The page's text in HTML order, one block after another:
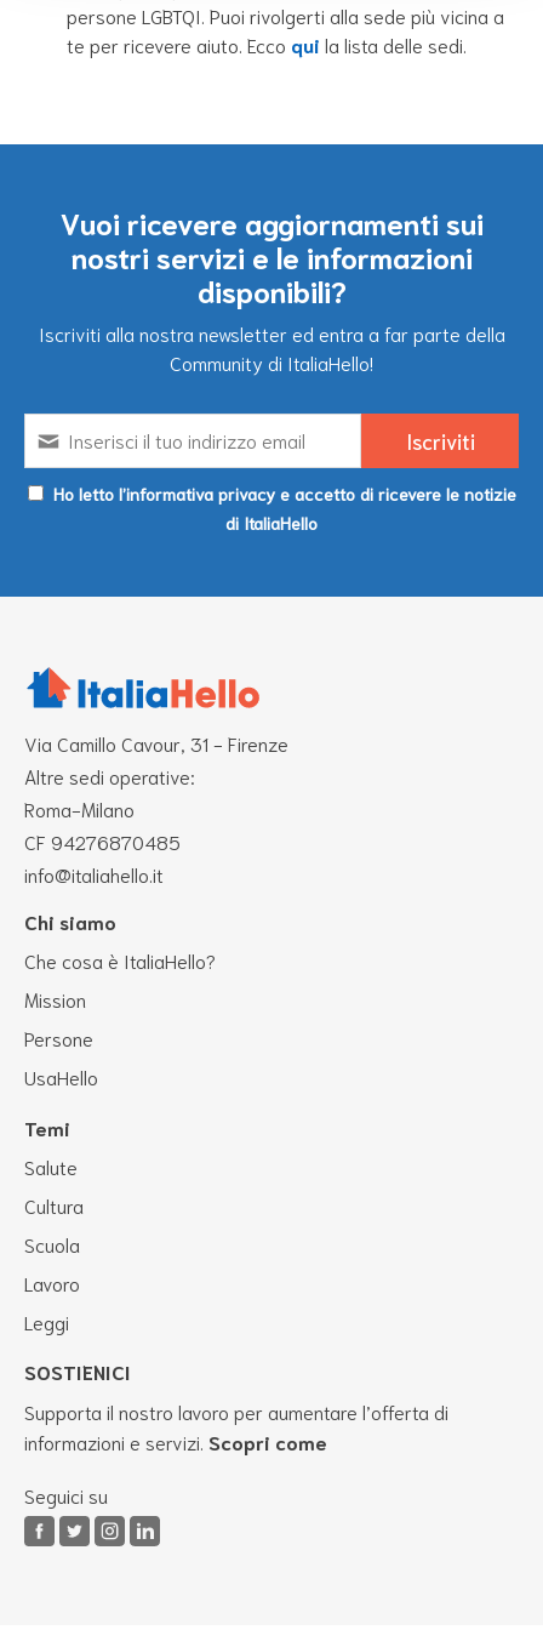
persone LGBTQI. Puoi rivolgerti alla sede più vicina a
te per ricevere aiuto. Ecco qui la lista delle sedi.
Vuoi ricevere aggiornamenti sui
nostri servizi e le informazioni
disponibili?
Iscriviti alla nostra newsletter ed entra a far parte della
Community di ItaliaHello!
Ho letto l’informativa privacy e accetto di ricevere le notizie
di ItaliaHello
Via Camillo Cavour, 31 - Firenze
Altre sedi operative:
Roma-Milano
CF 94276870485
info@italiahello.it
Chi siamo
Che cosa è ItaliaHello?
Mission
Persone
UsaHello
Temi
Salute
Cultura
Scuola
Lavoro
Leggi
SOSTIENICI
Supporta il nostro lavoro per aumentare l’offerta di
informazioni e servizi. Scopri come
Seguici su